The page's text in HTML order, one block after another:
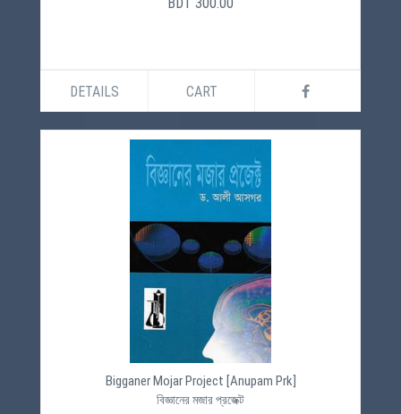
DETAILS CART
Bigganer Mojar Project [Anupam Prk]
বিজ্ঞানের মজার প্রজেক্ট